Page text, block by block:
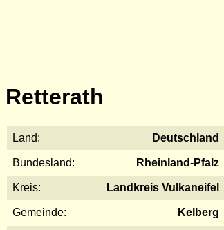
Retterath
Land: Deutschland
Bundesland: Rheinland-Pfalz
Kreis: Landkreis Vulkaneifel
Gemeinde: Kelberg